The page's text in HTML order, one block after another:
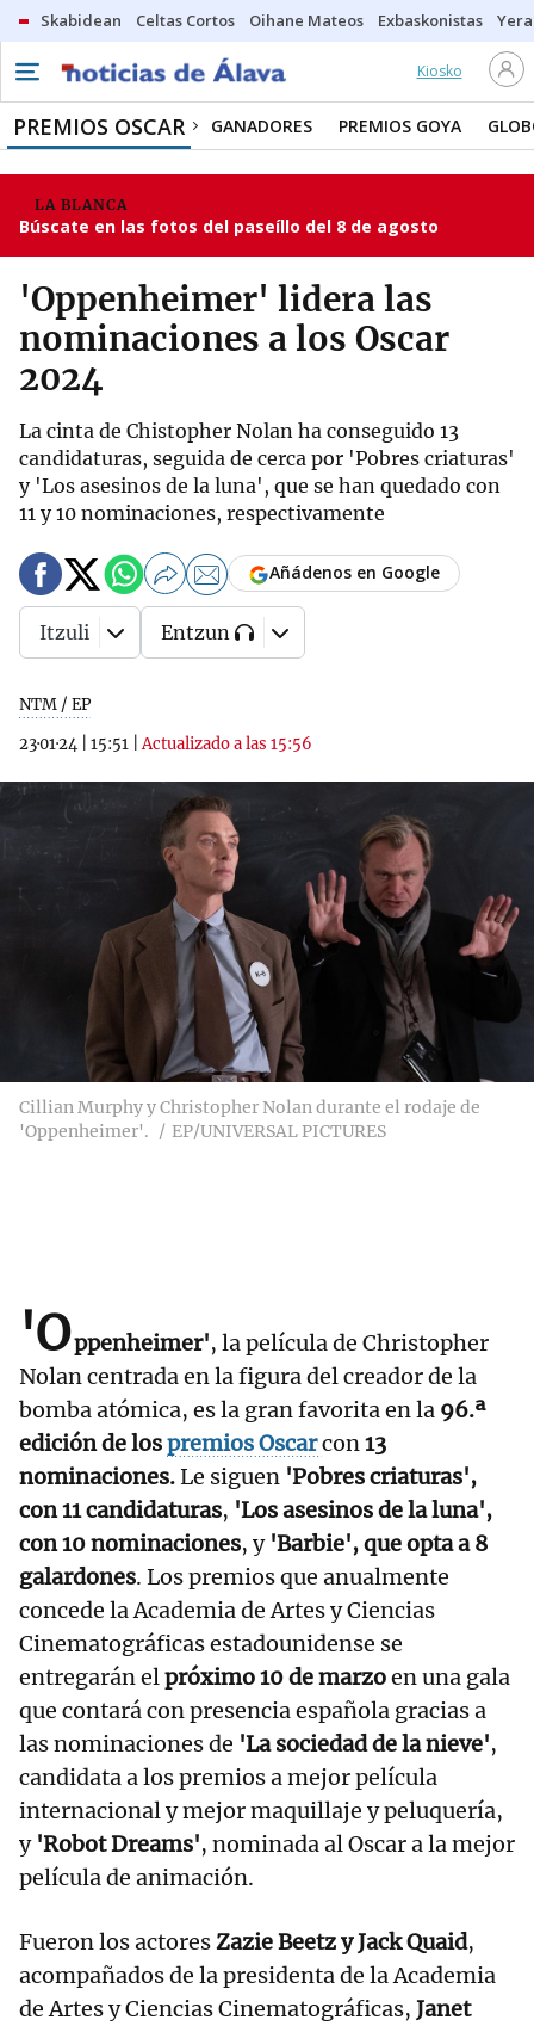
Skabidean Celtas Cortos Oihane Mateos Exbaskonistas
Kiosko
PREMIOS OSCAR GANADORES PREMIOS GOYA
LA BLANCA
Búscate en las fotos del paseíllo del 8 de agosto
'Oppenheimer' lidera las
nominaciones a los Oscar
2024
La cinta de Chistopher Nolan ha conseguido 13
candidaturas, seguida de cerca por 'Pobres criaturas'
y 'Los asesinos de la luna', que se han quedado con
11 y 10 nominaciones, respectivamente
NTM / EP
23·01·24
15:51 |Actualizado a las 15:56
Añádenos en Google
Itzuli Entzun
Cillian Murphy y Christopher Nolan durante el rodaje de
'Oppenheimer'.
EP/UNIVERSAL PICTURES
'Oppenheimer', la película de Christopher
Nolan centrada en la figura del creador de la
bomba atómica, es la gran favorita en la 96.ª
edición de lospremios Oscarcon13
nominaciones.Le siguen 'Pobres criaturas',
con 11 candidaturas, 'Los asesinos de la luna',
con 10 nominaciones, y 'Barbie', que opta a 8
galardones. Los premios que anualmente
concede la Academia de Artes y Ciencias
Cinematográficas estadounidense se
entregarán elpróximo 10 de marzoen una gala
que contará con presencia española gracias a
las nominaciones de 'La sociedad de la nieve',
candidata a los premios a mejor película
internacional y mejor maquillaje y peluquería,
y'Robot Dreams', nominada al Oscar a la mejor
película de animación.
Fueron los actoresZazie Beetz y Jack Quaid,
acompañados de la presidenta de la Academia
de Artes y Ciencias Cinematográficas, Janet